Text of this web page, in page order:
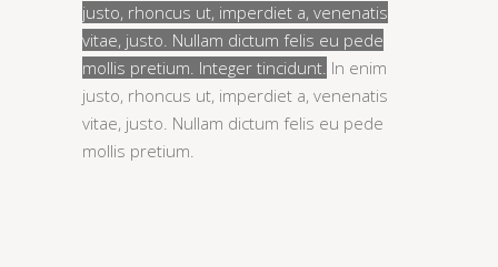
justo, rhoncus ut, imperdiet a, venenatis
vitae, justo. Nullam dictum felis eu pede
mollis pretium. Integer tincidunt. In enim
justo, rhoncus ut, imperdiet a, venenatis
vitae, justo. Nullam dictum felis eu pede
mollis pretium.